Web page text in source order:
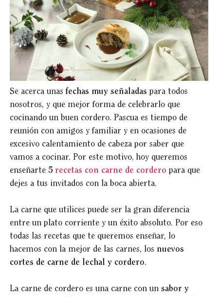
Se acerca unas fechas muy señaladas para todos
nosotros, y que mejor forma de celebrarlo que
cocinando un buen cordero. Pascua es tiempo de
reunión con amigos y familiar y en ocasiones de
excesivo calentamiento de cabeza por saber que
vamos a cocinar. Por este motivo, hoy queremos
enseñarte 5 recetas con carne de cordero para que
dejes a tus invitados con la boca abierta.
La carne que utilices puede ser la gran diferencia
entre un plato corriente y un éxito absoluto. Por eso
todas las recetas que te queremos enseñar, lo
hacemos con la mejor de las carnes, los nuevos
cortes de carne de lechal y cordero.
La carne de cordero es una carne con un sabor y